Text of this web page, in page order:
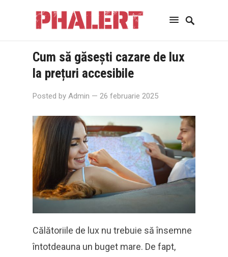
Cum să găsești cazare de lux
la prețuri accesibile
Posted by Admin — 26 februarie 2025
Călătoriile de lux nu trebuie să însemne
întotdeauna un buget mare. De fapt,